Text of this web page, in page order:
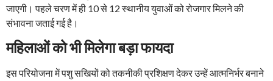
जाएगी। पहले चरण में ही 10 से 12 स्थानीय युवाओं को रोजगार मिलने की
संभावना जताई गई है।
महिलाओं को भी मिलेगा बड़ा फायदा
इस परियोजना में पशु सखियों को तकनीकी प्रशिक्षण देकर उन्हें आत्मनिर्भर बनाने